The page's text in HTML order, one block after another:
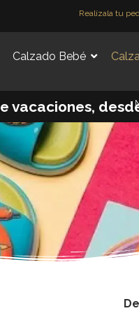
Realízala tu
Calzado Bebé
vacaciones,